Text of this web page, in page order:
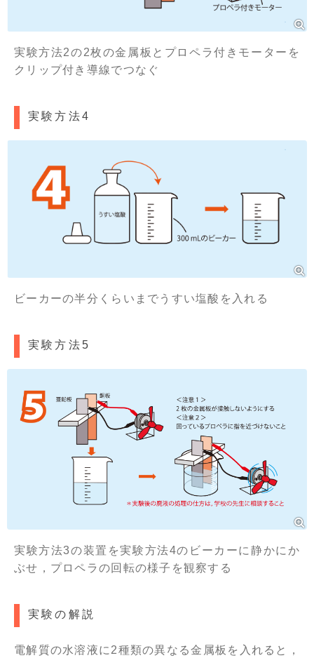
実験方法2の2枚の金属板とプロペラ付きモーターを
クリップ付き導線でつなぐ
実験方法4
ビーカーの半分くらいまでうすい塩酸を入れる
実験方法5
実験方法3の装置を実験方法4のビーカーに静かにか
ぶせ，プロペラの回転の様子を観察する
実験の解説
電解質の水溶液に2種類の異なる金属板を入れると，